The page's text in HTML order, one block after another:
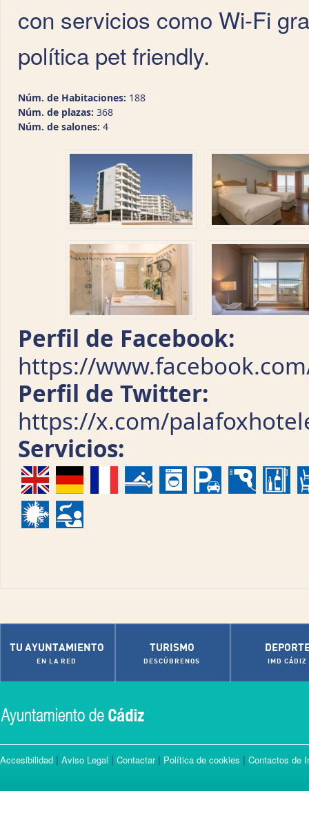
con servicios como Wi-Fi
política pet friendly.
Núm. de Habitaciones: 188
Núm. de plazas: 368
Núm. de salones: 4
Perfil de Facebook:
https://
Perfil de Twitter:
https://x.com/
Servicios:
TU AYUNTAMIENTO
EN LA RED
TURISMO
DESCÚBRENOS IMD CÁDIZ
Accesibilidad | Aviso Legal | Contactar| Política de cookies | Contactos de